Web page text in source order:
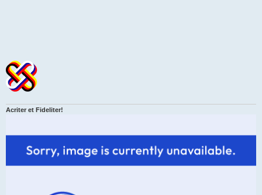
Acriter et Fideliter!